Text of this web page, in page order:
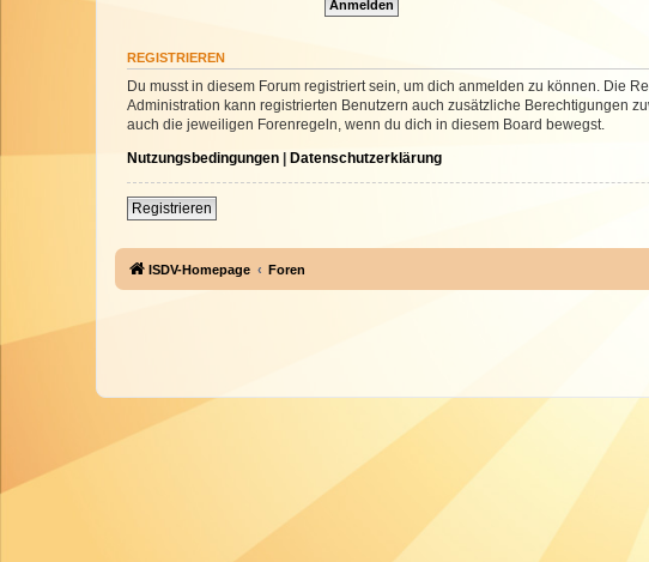
REGISTRIEREN
Du musst in diesem Forum registriert sein, um dich anmelden zu können. Die
Administration kann registrierten Benutzern auch zusätzliche Berechtigungen
auch die jeweiligen Forenregeln, wenn du dich in diesem Board bewegst.
Nutzungsbedingungen | Datenschutzerklärung
Registrieren
ISDV-Homepage Foren